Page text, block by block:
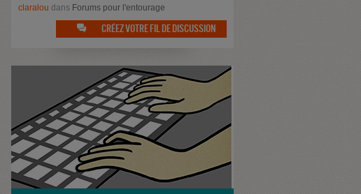
claralou dans Forums pour l'entourage
 CRÉEZ VOTRE FIL DE DISCUSSION